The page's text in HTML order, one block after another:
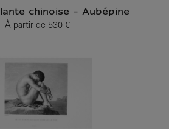
chinoise - Aubépine
À partir dePrix ​​actuel
530 €